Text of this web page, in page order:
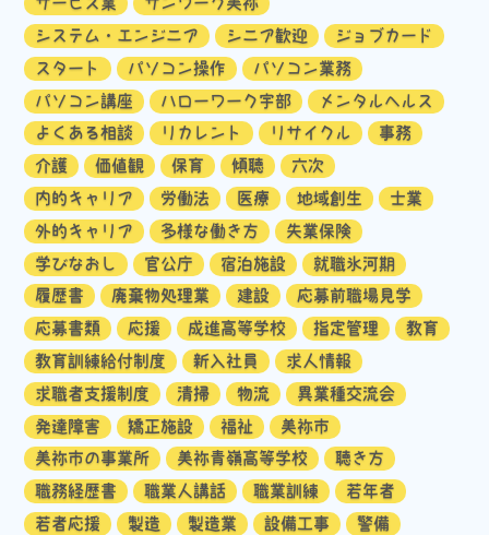
システム・エンジニア
シニア歓迎
ジョブカード
スタート
パソコン操作
パソコン業務
パソコン講座
ハローワーク宇部
メンタルヘルス
よくある相談
リカレント リサイクル
事務
介護
価値観 保育 傾聴
六次
内的キャリア
労働法 医療 地域創生
士業
外的キャリア
多様な働き方
失業保険
学びなおし
官公庁 宿泊施設
就職氷河期
履歴書
廃棄物処理業 建設
応募前職場見学
応募書類
応援 成進高等学校 指定管理
教育
教育訓練給付制度
新入社員
求人情報
求職者支援制度
清掃 物流
異業種交流会
発達障害
矯正施設 福祉
美祢市
美祢市の事業所
美祢青嶺高等学校
聴き方
職務経歴書
職業人講話 職業訓練
若年者
若者応援
製造 製造業 設備工事
警備